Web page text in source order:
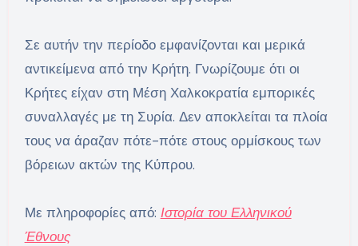
Σε αυτήν την περίοδο εμφανίζονται και μερικά
αντικείμενα από την Κρήτη. Γνωρίζουμε ότι οι
Κρήτες είχαν στη Μέση Χαλκοκρατία εμπορικές
συναλλαγές με τη Συρία. Δεν αποκλείται τα πλοία
τους να άραζαν πότε-πότε στους ορμίσκους των
βόρειων ακτών της Κύπρου.
Με πληροφορίες από: Ιστορία του Ελληνικού
Έθνους